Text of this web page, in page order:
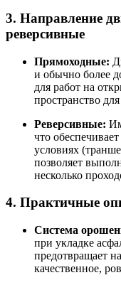
3. Направление
реверсивные
Прямоходные:
и обычно более
для работ на
пространство
Реверсивные:
что
условиях
позволяет
несколько
4. Практичные
Система
при укладке
предотвращает
качественное,